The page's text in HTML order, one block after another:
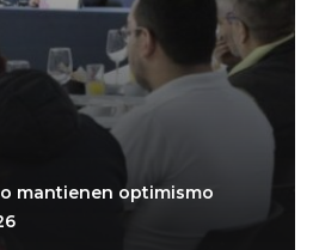
mantienen optimismo